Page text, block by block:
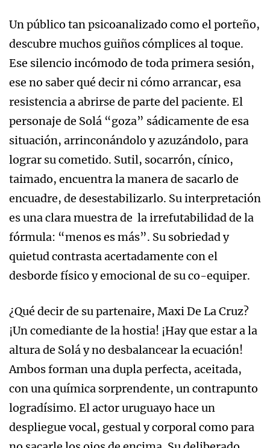
Un público tan psicoanalizado como el porteño,
descubre muchos guiños cómplices al toque.
Ese silencio incómodo de toda primera sesión,
ese no saber qué decir ni cómo arrancar, esa
resistencia a abrirse de parte del paciente. El
personaje de Solá “goza” sádicamente de esa
situación, arrinconándolo y azuzándolo, para
lograr su cometido. Sutil, socarrón, cínico,
taimado, encuentra la manera de sacarlo de
encuadre, de desestabilizarlo. Su interpretación
es una clara muestra de la irrefutabilidad de la
fórmula: “menos es más”. Su sobriedad y
quietud contrasta acertadamente con el
desborde físico y emocional de su co-equiper.
¿Qué decir de su partenaire, Maxi De La Cruz?
¡Un comediante de la hostia! ¡Hay que estar a la
altura de Solá y no desbalancear la ecuación!
Ambos forman una dupla perfecta, aceitada,
con una química sorprendente, un contrapunto
logradísimo. El actor uruguayo hace un
despliegue vocal, gestual y corporal como para